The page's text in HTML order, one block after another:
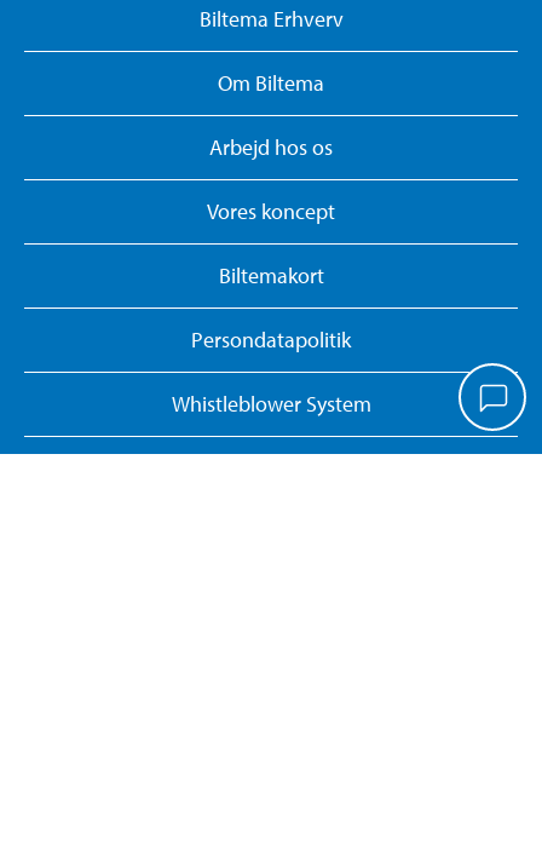
Biltema Erhverv
Om Biltema
Arbejd hos os
Vores koncept
Biltemakort
Persondatapolitik
Whistleblower System